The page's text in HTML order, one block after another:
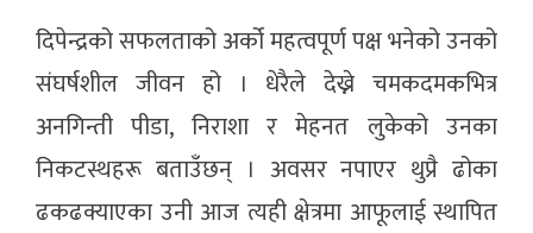
दिपेन्द्रको सफलताको अर्को महत्वपूर्ण पक्ष भनेको उनको
संघर्षशील जीवन हो । धेरैले देख्ने चमकदमकभित्र
अनगिन्ती पीडा, निराशा र मेहनत लुकेको उनका
निकटस्थहरू बताउँछन् । अवसर नपाएर थुप्रै ढोका
ढकढक्याएका उनी आज त्यही क्षेत्रमा आफूलाई स्थापित